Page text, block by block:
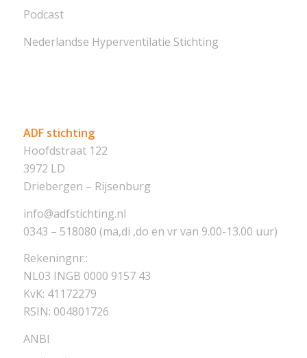
Podcast
Nederlandse Hyperventilatie Stichting
ADF stichting
Hoofdstraat 122
3972 LD
Driebergen – Rijsenburg
info@adfstichting.nl
0343 – 518080 (ma,di ,do en vr van 9.00-13.00 uur)
Rekeningnr.:
NL03 INGB 0000 9157 43
KvK: 41172279
RSIN: 004801726
ANBI